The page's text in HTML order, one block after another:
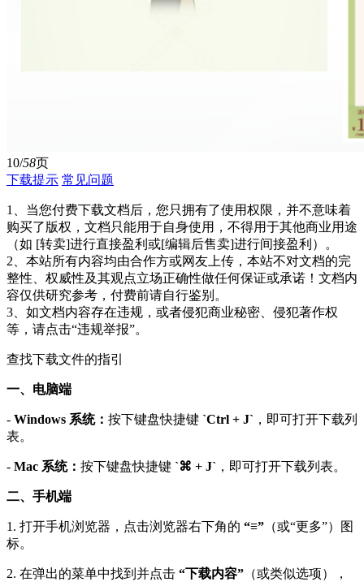
10/58页
下载提示 常见问题
1、当您付费下载文档后，您只拥有了使用权限，并不意味着
购买了版权，文档只能用于自身使用，不得用于其他商业用途
（如 [转卖]进行直接盈利或[编辑后售卖]进行间接盈利）。
2、本站所有内容均由合作方或网友上传，本站不对文档的完
整性、权威性及其观点立场正确性做任何保证或承诺！文档内
容仅供研究参考，付费前请自行鉴别。
3、如文档内容存在违规，或者侵犯商业秘密、侵犯著作权
等，请点击“违规举报”。
查找下载文件的指引
一、电脑端
- Windows 系统： 按下键盘快捷键 `Ctrl + J` ，即可打开下载列
表。
- Mac 系统： 按下键盘快捷键 `⌘ + J` ，即可打开下载列表。
二、手机端
1. 打开手机浏览器，点击浏览器右下角的 “≡” （或“更多”）图
标。
2. 在弹出的菜单中找到并点击 “下载内容” （或类似选项），